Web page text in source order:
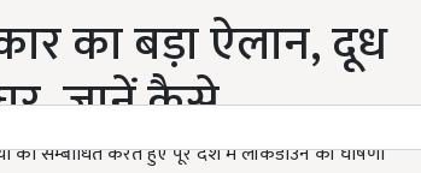
का बड़ा ऐलान, दूध
जानें कैसे
को सम्बोधित करते हुए पूरे देश में लॉकडाउन की घोषणा